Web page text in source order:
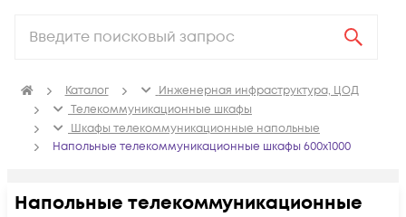
Каталог
Инженерная инфраструктура, ЦОД
Телекоммуникационные шкафы
Шкафы телекоммуникационные напольные
Напольные телекоммуникационные шкафы 600x1000
Напольные телекоммуникационные